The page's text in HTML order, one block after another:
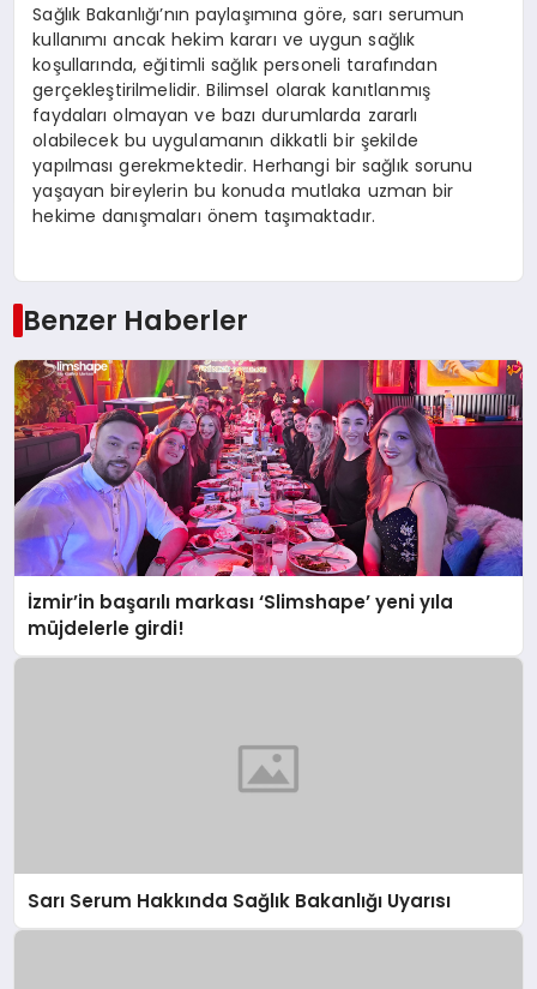
Sağlık Bakanlığı’nın paylaşımına göre, sarı serumun
kullanımı ancak hekim kararı ve uygun sağlık
koşullarında, eğitimli sağlık personeli tarafından
gerçekleştirilmelidir. Bilimsel olarak kanıtlanmış
faydaları olmayan ve bazı durumlarda zararlı
olabilecek bu uygulamanın dikkatli bir şekilde
yapılması gerekmektedir. Herhangi bir sağlık sorunu
yaşayan bireylerin bu konuda mutlaka uzman bir
hekime danışmaları önem taşımaktadır.
Benzer Haberler
İzmir’in başarılı markası ‘Slimshape’ yeni yıla
müjdelerle girdi!
Sarı Serum Hakkında Sağlık Bakanlığı Uyarısı